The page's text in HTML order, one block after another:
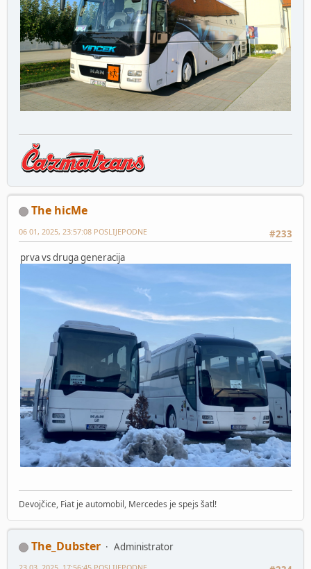
The hicMe
#233
06 01, 2025, 23:57:08 POSLIJEPODNE
prva vs druga generacija
Devojčice, Fiat je automobil, Mercedes je spejs šatl!
The_Dubster
Administrator